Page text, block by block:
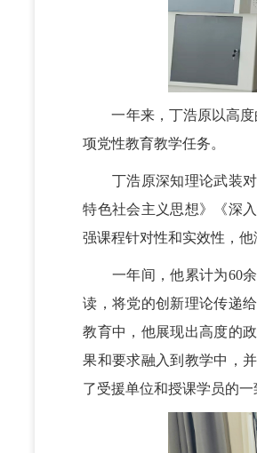
一年来，丁浩原以高度
项党性教育教学任务。
丁浩原深知理论武装对
特色社会主义思想》《深
强课程针对性和实效性，
一年间，他累计为60余
读，将党的创新理论传递
教育中，他展现出高度的
果和要求融入到教学中，
了受援单位和授课学员的一